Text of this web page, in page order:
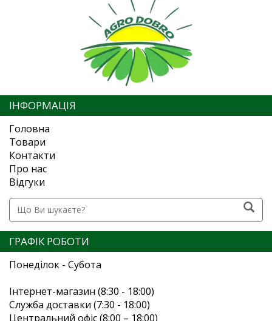
ІНФОРМАЦІЯ
Головна
Товари
Контакти
Про нас
Відгуки
ГРАФІК РОБОТИ
Понеділок - Субота
Інтернет-магазин (8:30 - 18:00)
Служба доставки (7:30 - 18:00)
Центральний офіс (8:00 – 18:00)